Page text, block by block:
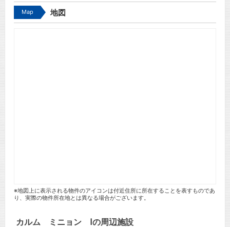
Map 地図
※地図上に表示される物件のアイコンは付近住所に所在することを表すものであ
り、実際の物件所在地とは異なる場合がございます。
カルム ミニョン Ⅰの周辺施設